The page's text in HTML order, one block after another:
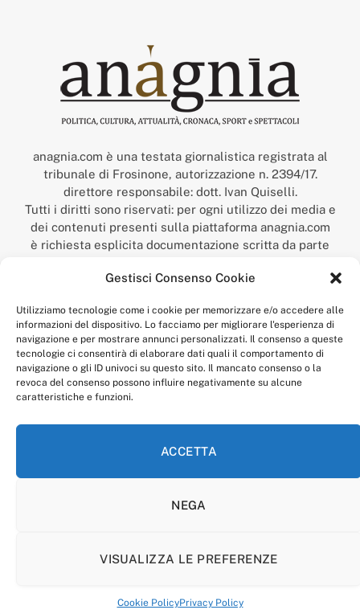
Gestisci Consenso Cookie
Utilizziamo tecnologie come i cookie per memorizzare e/o accedere alle
informazioni del dispositivo. Lo facciamo per migliorare l'esperienza di
navigazione e per mostrare annunci personalizzati. Il consenso a queste
tecnologie ci consentirà di elaborare dati quali il comportamento di
navigazione o gli ID univoci su questo sito. Il mancato consenso o la
revoca del consenso possono influire negativamente su alcune
caratteristiche e funzioni.
ACCETTA
NEGA
VISUALIZZA LE PREFERENZE
Cookie PolicyPrivacy Policy
anagnia.com è una testata giornalistica registrata al
tribunale di Frosinone, autorizzazione n. 2394/17.
direttore responsabile: dott. Ivan Quiselli.
Tutti i diritti sono riservati: per ogni utilizzo dei media e
dei contenuti presenti sulla piattaforma anagnia.com
è richiesta esplicita documentazione scritta da parte
“Anagnia” è un marchio registrato presso l’Ufficio Italiano
Economico,
num. registrazione: 302017000014044 del 9 febbraio 2017.
Per contatti:redazione@anagnia.com
COOKIE POLICY